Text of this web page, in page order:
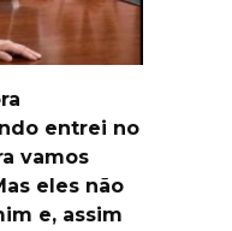
entrei no
vamos
eles não
e, assim